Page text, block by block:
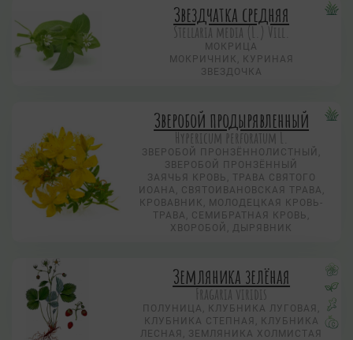
Звездчатка средняя
Stellaria media (L.) Vill.
МОКРИЦА
МОКРИЧНИК, КУРИНАЯ
ЗВЕЗДОЧКА
Зверобой продырявленный
Hypericum perforatum L.
ЗВЕРОБОЙ ПРОНЗЁННОЛИСТНЫЙ,
ЗВЕРОБОЙ ПРОНЗЁННЫЙ
ЗАЯЧЬЯ КРОВЬ, ТРАВА СВЯТОГО
ИОАНА, СВЯТОИВАНОВСКАЯ ТРАВА,
КРОВАВНИК, МОЛОДЕЦКАЯ КРОВЬ-
ТРАВА, СЕМИБРАТНАЯ КРОВЬ,
ХВОРОБОЙ, ДЫРЯВНИК
Земляника зелёная
Fragaria viridis
ПОЛУНИЦА, КЛУБНИКА ЛУГОВАЯ,
КЛУБНИКА СТЕПНАЯ, КЛУБНИКА
ЛЕСНАЯ, ЗЕМЛЯНИКА ХОЛМИСТАЯ